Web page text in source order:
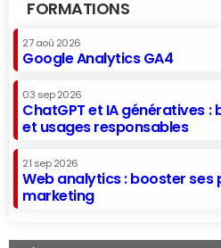
FORMATIONS
27 aoû 2026
Google Analytics GA4
03 sep 2026
ChatGPT et IA génératives :
et usages responsables
21 sep 2026
Web analytics : booster ses
marketing